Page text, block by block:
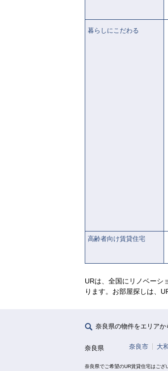
暮らしにこだわる
高齢者向け賃貸住宅
URは、全国にリノベーシ
ります。お部屋探しは、
奈良県の物件をエリアか
奈良県 奈良市 大
奈良県でご希望のUR賃貸住宅はござ